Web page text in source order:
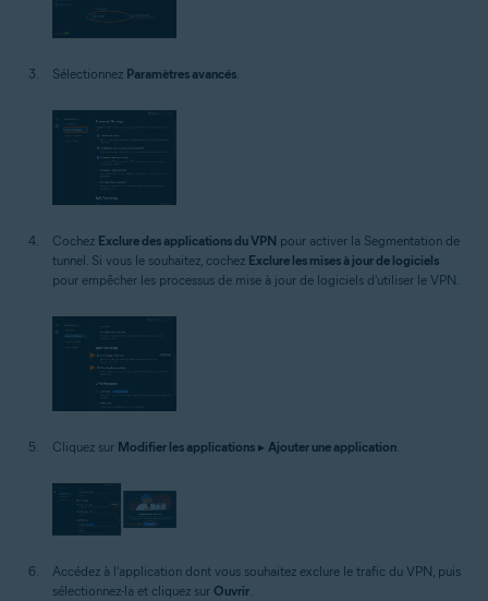
Sélectionnez Paramètres avancés
Cochez Exclure des applications du VPN pour activer la Segmentation de
tunnel. Si vous le souhaitez, cochez Exclure les mises à jour de logiciels
pour empêcher les processus de mise à jour de logiciels d'utiliser le VPN.
Cliquez sur Modifier les applications ▸ Ajouter une application
Accédez à l'application dont vous souhaitez exclure le trafic du VPN, puis
sélectionnez-la et cliquez sur Ouvrir.